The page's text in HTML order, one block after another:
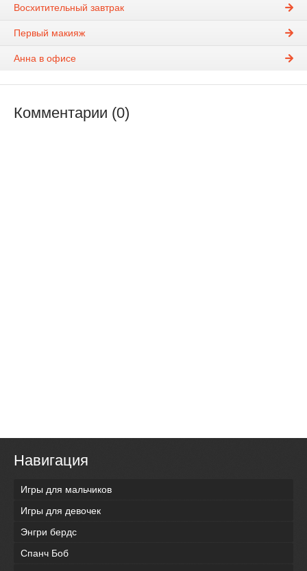
Восхитительный завтрак
Первый макияж
Анна в офисе
Комментарии (0)
Навигация
Игры для мальчиков
Игры для девочек
Энгри бердс
Спанч Боб